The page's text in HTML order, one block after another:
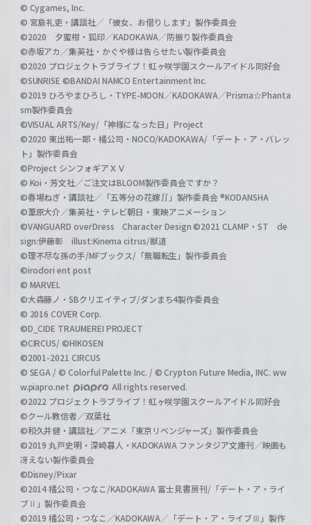
© Cygames, Inc.
© 宮島礼吏・講談社／「彼女、お借りします」製作委員会
©2020 夕蜜柑・狐印／KADOKAWA／防振り製作委員会
©赤坂アカ／集英社・かぐや様は告らせたい製作委員会
©2020 プロジェクトラブライブ！虹ヶ咲学園スクールアイドル同好会
©SUNRISE ©BANDAI NAMCO Entertainment Inc.
©2019 ひろやまひろし・TYPE-MOON／KADOKAWA／Prisma☆Phanta
sm製作委員会
©VISUAL ARTS/Key/「神様になった日」Project
©2020 東出祐一郎・橘公司・NOCO/KADOKAWA/「デート・ア・バレッ
ト」製作委員会
©Project シンフォギアＸＶ
© Koi・芳文社／ご注文はBLOOM製作委員会ですか？
©春場ねぎ・講談社／「五等分の花嫁∬」製作委員会 ®KODANSHA
©葦原大介／集英社・テレビ朝日・東映アニメーション
©VANGUARD overDress Character Design ©2021 CLAMP・ST de
sign:伊藤彰 illust:Kinema citrus/獣道
©理不尽な孫の手/MFブックス/「無職転生」製作委員会
©irodori ent post
© MARVEL
©大森藤ノ・SBクリエイティブ/ダンまち4製作委員会
© 2016 COVER Corp.
©D_CIDE TRAUMEREI PROJECT
©CIRCUS/ ©HIKOSEN
©2001-2021 CIRCUS
© SEGA / © Colorful Palette Inc. / © Crypton Future Media, INC. ww
w.piapro.net
All rights reserved.
©2022 プロジェクトラブライブ！虹ヶ咲学園スクールアイドル同好会
©クール教信者／双葉社
©和久井健・講談社／アニメ「東京リベンジャーズ」製作委員会
©2019 丸戸史明・深崎暮人・KADOKAWA ファンタジア文庫刊／映画も
冴えない製作委員会
©Disney/Pixar
©2014 橘公司・つなこ/KADOKAWA 富士見書房刊/「デート・ア・ライ
ブⅡ」製作委員会
©2019 橘公司・つなこ／KADOKAWA／「デート・ア・ライブⅢ」製作